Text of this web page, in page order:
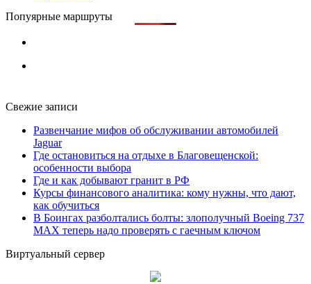
Попуярные маршруты
Свежие записи
Развенчание мифов об обслуживании автомобилей
Jaguar
Где остановиться на отдыхе в Благовещенской:
особенности выбора
Где и как добывают гранит в РФ
Курсы финансового аналитика: кому нужны, что дают,
как обучиться
В Боингах разболтались болты: злополучный Boeing 737
MAX теперь надо проверять с гаечным ключом
Виртуальный сервер